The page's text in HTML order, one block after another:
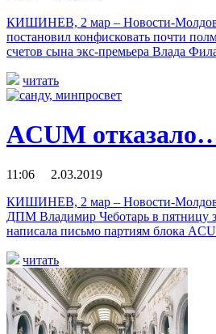
КИШИНЕВ, 2 мар – Новости-
постановил конфисковать почти
счетов сына экс-премьера Влада
читать
ACUM
11:06 2.03.2019
КИШИНЕВ, 2 мар – Новости-
ДПМ Владимир Чеботарь в пятницу
написала письмо партиям блока
читать